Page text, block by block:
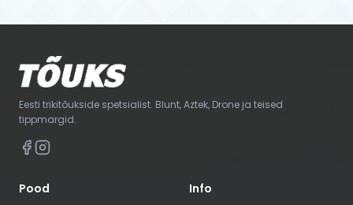
Eesti trikitõukside spetsialist. Blunt, Aztek, Drone ja teised
tippmargid.
Pood
Info